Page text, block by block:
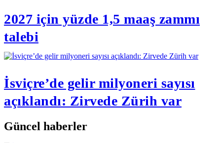
2027 için yüzde 1,5 maaş zammı
talebi
İsviçre’de gelir milyoneri sayısı
açıklandı: Zirvede Zürih var
Güncel haberler